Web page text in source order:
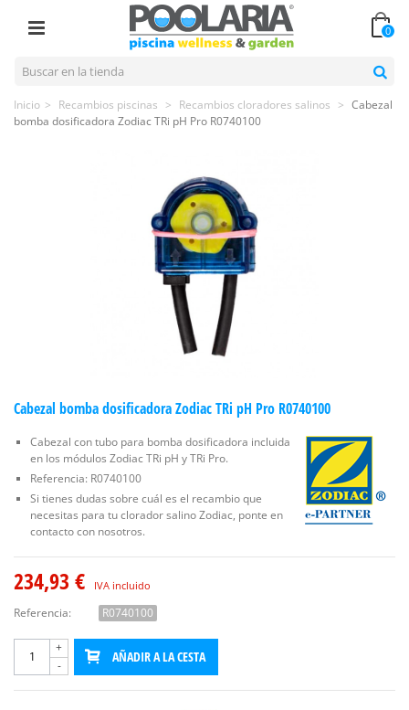
0
Inicio > Recambios piscinas > Recambios cloradores salinos > Cabezal
bomba dosificadora Zodiac TRi pH Pro R0740100
Cabezal bomba dosificadora Zodiac TRi pH Pro R0740100
Cabezal con tubo para bomba dosificadora incluida
en los módulos Zodiac TRi pH y TRi Pro.
Referencia: R0740100
Si tienes dudas sobre cuál es el recambio que
necesitas para tu clorador salino Zodiac, ponte en
contacto con nosotros.
234,93 € IVA incluido
Referencia: R0740100
-
+
AÑADIR A LA CESTA